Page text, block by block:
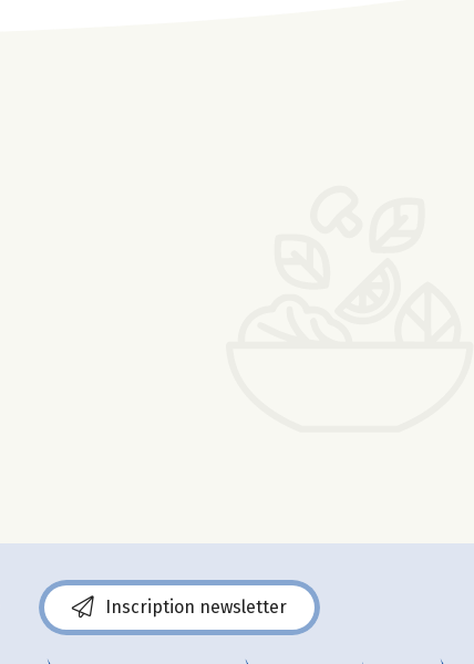
Inscription newsletter